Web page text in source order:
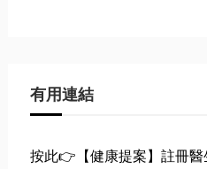
有用連結
按此👉【健康提案】註冊醫